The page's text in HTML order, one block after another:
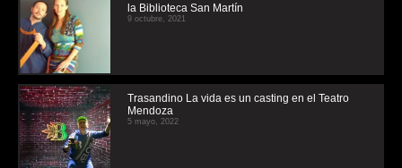
la Biblioteca San Martín
9 octubre, 2021
Trasandino La vida es un casting en el Teatro
Mendoza
5 mayo, 2022